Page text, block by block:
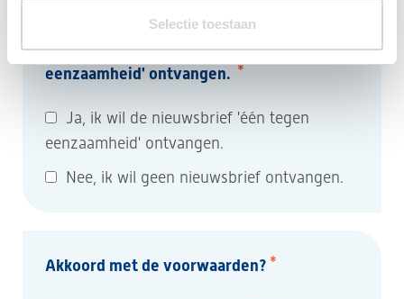
Selectie toestaan
Ik wil de nieuwsbrief 'één tegen
eenzaamheid' ontvangen. *
Ja, ik wil de nieuwsbrief 'één tegen
eenzaamheid' ontvangen.
Nee, ik wil geen nieuwsbrief ontvangen.
Akkoord met de voorwaarden? *